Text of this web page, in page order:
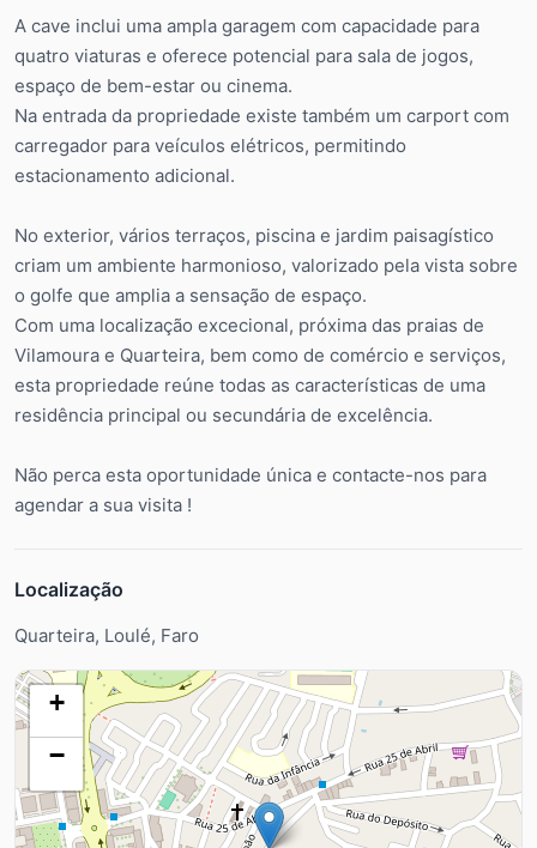
A cave inclui uma ampla garagem com capacidade para
quatro viaturas e oferece potencial para sala de jogos,
espaço de bem-estar ou cinema.
Na entrada da propriedade existe também um carport com
carregador para veículos elétricos, permitindo
estacionamento adicional.
No exterior, vários terraços, piscina e jardim paisagístico
criam um ambiente harmonioso, valorizado pela vista sobre
o golfe que amplia a sensação de espaço.
Com uma localização excecional, próxima das praias de
Vilamoura e Quarteira, bem como de comércio e serviços,
esta propriedade reúne todas as características de uma
residência principal ou secundária de excelência.
Não perca esta oportunidade única e contacte-nos para
agendar a sua visita !
Localização
Quarteira, Loulé, Faro
+
−